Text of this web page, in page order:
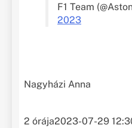
F1 Team
2023
Nagyházi Anna
2 órája2023-07-29